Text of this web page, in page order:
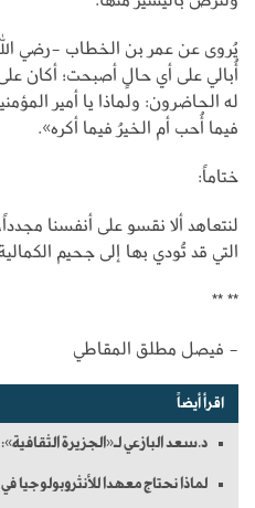
يُروى عن عمر بن الخطاب -رضي الله
أُبالي على أي حالٍ أصبحت؛ أكان
له الحاضرون: ولماذا يا أمير
فيما أُحب أم الخيرُ فيما أكره».
ختاماً:
لنتعاهد ألا نقسو على أنفسنا مجدداً،
التي قد تُودي بها إلى جحيم
** **
- فيصل مطلق المقاطي
اقرأ أيضاً
د.سعد البازعي لـ«الجزيرة
لماذا نحتاج معهدا للأنثروبولوجيا